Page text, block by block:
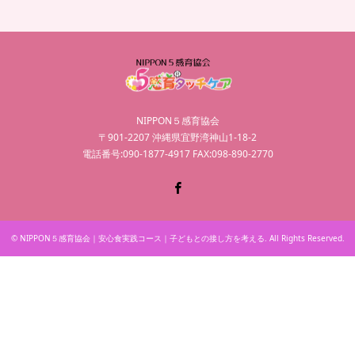
NIPPON５感育協会
〒901-2207 沖縄県宜野湾神山1-18-2
電話番号:090-1877-4917 FAX:098-890-2770
© NIPPON５感育協会｜安心食実践コース｜子どもとの接し方を考える. All Rights Reserved.